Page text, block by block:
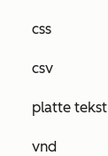
css
csv
platte tekst
vnd